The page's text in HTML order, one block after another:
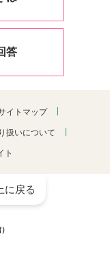
答
イトマップ
扱いについて
ト
に戻る